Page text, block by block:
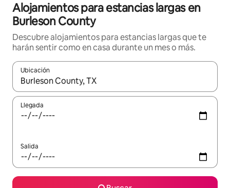
Alojamientos para estancias largas en
Burleson County
Descubre alojamientos para estancias largas que te
harán sentir como en casa durante un mes o más.
Ubicación
Cuando los resultados estén disponibles, podrás navegar
Llegada
Salida